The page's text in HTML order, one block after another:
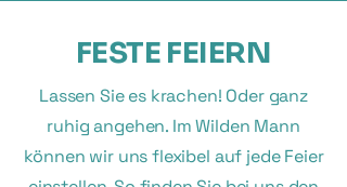
FESTE FEIERN
Lassen Sie es krachen! Oder ganz
ruhig angehen. Im Wilden Mann
können wir uns flexibel auf jede Feier